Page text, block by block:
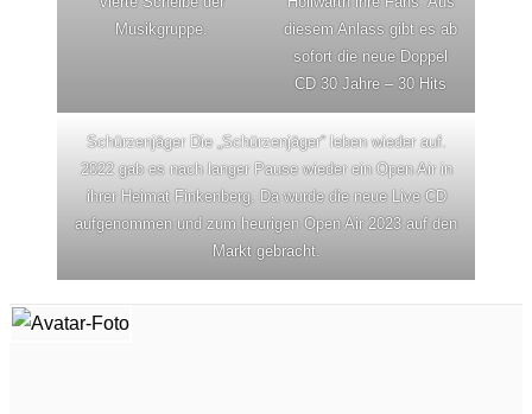
Musikgruppe.
diesem Anlass gibt es ab
sofort die neue Doppel
CD 30 Jahre – 30 Hits
Schürzenjäger Die „Schürzenjäger“ leben wieder auf.
2022 gab es nach langer Pause wieder ein Open Air in
ihrer Heimat Finkenberg. Da wurde die neue Live CD
aufgenommen und zum heurigen Open Air 2023 auf den
Markt gebracht.